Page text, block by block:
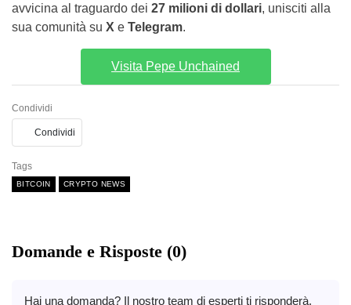
avvicina al traguardo dei 27 milioni di dollari, unisciti alla
sua comunità su X e Telegram.
Visita Pepe Unchained
Condividi
Condividi
Tags
BITCOIN CRYPTO NEWS
Domande e Risposte (0)
Hai una domanda? Il nostro team di esperti ti risponderà.